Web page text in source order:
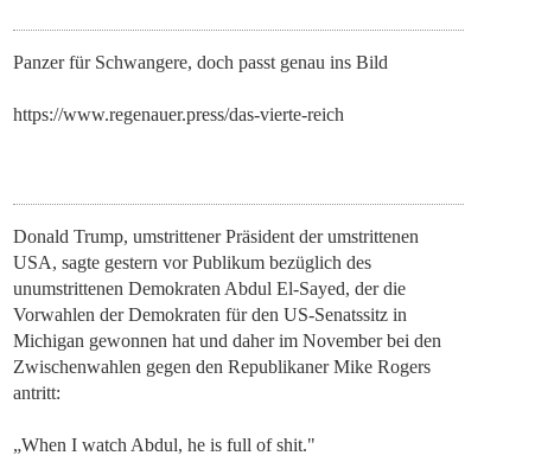
Panzer für Schwangere, doch passt genau ins Bild
https://www.regenauer.press/das-vierte-reich
Donald Trump, umstrittener Präsident der umstrittenen
USA, sagte gestern vor Publikum bezüglich des
unumstrittenen Demokraten Abdul El-Sayed, der die
Vorwahlen der Demokraten für den US-Senatssitz in
Michigan gewonnen hat und daher im November bei den
Zwischenwahlen gegen den Republikaner Mike Rogers
antritt:
„When I watch Abdul, he is full of shit."